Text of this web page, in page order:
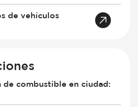
de vehículos
de combustible en ciudad: